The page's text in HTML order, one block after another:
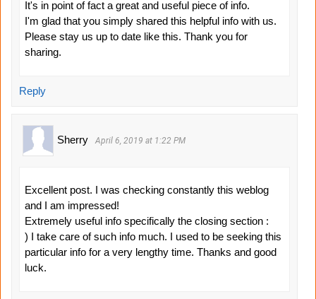
It's in point of fact a great and useful piece of info.
I'm glad that you simply shared this helpful info with us.
Please stay us up to date like this. Thank you for
sharing.
Reply
Sherry April 6, 2019 at 1:22 PM
Excellent post. I was checking constantly this weblog
and I am impressed!
Extremely useful info specifically the closing section :
) I take care of such info much. I used to be seeking this
particular info for a very lengthy time. Thanks and good
luck.